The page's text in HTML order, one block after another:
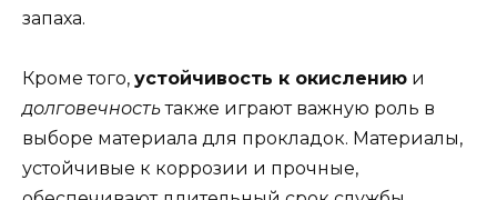
запаха.
Кроме того, устойчивость к окислению и
долговечностьтакже играют важную роль в
выборе материала для прокладок. Материалы,
устойчивые к коррозии и прочные,